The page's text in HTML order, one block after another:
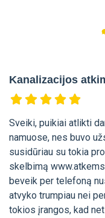
Kanalizacijos
Sveiki, puikiai atlikti
namuose, nes buvo
susidūriau su tokia
skelbimą
beveik per telefoną
atvyko trumpiau nei
tokios įrangos, kad